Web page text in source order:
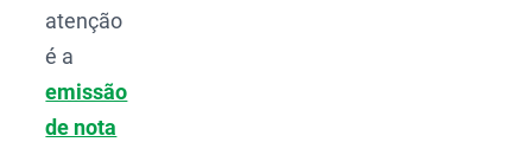
atenção
é a
emissão
de nota